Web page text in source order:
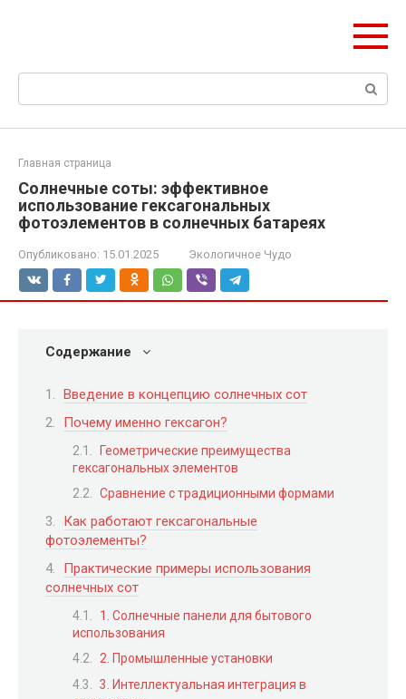
Поиск:
Главная страница
Солнечные соты: эффективное
использование гексагональных
фотоэлементов в солнечных батареях
Опубликовано: 15.01.2025 Экологичное Чудо
Содержание
Введение в концепцию солнечных сот
Почему именно гексагон?
Геометрические преимущества
гексагональных элементов
Сравнение с традиционными формами
Как работают гексагональные
фотоэлементы?
Практические примеры использования
солнечных сот
1. Солнечные панели для бытового
использования
2. Промышленные установки
3. Интеллектуальная интеграция в